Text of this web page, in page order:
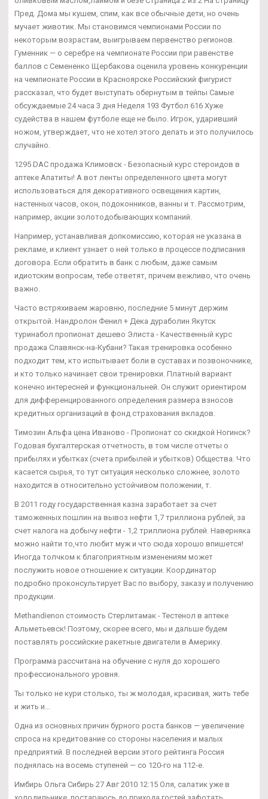
Пред. Дома мы кушем, спим, как все обычные дети, но очень
мучает животик. Мы становимся чемпионами России по
некоторым возрастам, выигрываем первенство регионов.
Гуменник — о серебре на чемпионате России при равенстве
баллов с Семененко Щербакова оценила уровень конкуренции
на чемпионате России в Красноярске Российский фигурист
рассказал, что будет выступать обернутым в тейпы Самые
обсуждаемые 24 часа 3 дня Неделя 193 Футбол 616 Хуже
судейства в нашем футболе еще не было. Игрок, ударивший
ножом, утверждает, что не хотел этого делать и это получилось
случайно.
1295 DAC продажа Климовск - Безопасный курс стероидов в
аптеке Апатиты! А вот ленты определенного цвета могут
использоваться для декоративного освещения картин,
настенных часов, окон, подоконников, ванны и т. Рассмотрим,
например, акции золотодобывающих компаний.
Например, устанавливая допкомиссию, которая не указана в
рекламе, и клиент узнает о ней только в процессе подписания
договора. Если обратить в банк с любым, даже самым
идиотским вопросам, тебе ответят, причем вежливо, что очень
важно.
Часто встряхиваем жаровню, последние 5 минут держим
открытой. Нандролон Фенил + Дека дураболин Якутск
туринабол пропионат дешево Элиста - Качественный курс
продажа Славянск-на-Кубани? Такая тренировка особенно
подходит тем, кто испытывает боли в суставах и позвоночнике,
и кто только начинает свои тренировки. Платный вариант
конечно интересней и функциональней. Он служит ориентиром
для дифференцированного определения размера взносов
кредитных организаций в фонд страхования вкладов.
Tимозин Альфа цена Иваново - Пропионат со скидкой Ногинск?
Годовая бухгалтерская отчетность, в том числе отчеты о
прибылях и убытках (счета прибылей и убытков) Общества. Что
касается сырья, то тут ситуация несколько сложнее, золото
находится в относительно устойчивом положении, т.
В 2011 году государственная казна заработает за счет
таможенных пошлин на вывоз нефти 1,7 триллиона рублей, за
счет налога на добычу нефти - 1,2 триллиона рублей. Наверняка
можно найти то,что любит муж и что сюда хорошо впишется!
Иногда толчком к благоприятным изменениям может
послужить новое отношение к ситуации. Координатор
подробно проконсультирует Вас по выбору, заказу и получению
продукции.
Methandienon стоимость Стерлитамак - Тестенол в аптеке
Альметьевск! Поэтому, скорее всего, мы и дальше будем
поставлять российские ракетные двигатели в Америку.
Программа рассчитана на обучение с нуля до хорошего
профессионального уровня.
Ты только не кури столько, ты ж молодая, красивая, жить тебе
и жить и...
Одна из основных причин бурного роста банков — увеличение
спроса на кредитование со стороны населения и малых
предприятий. В последней версии этого рейтинга Россия
поднялась на восемь ступеней — со 120-го на 112-е.
Имбирь Ольга Сибирь 27 Авг 2010 12:15 Оля, салатик уже в